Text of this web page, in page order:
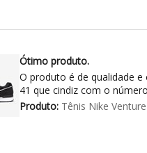
Ótimo produto.
O produto é de qualidade
41 que cindiz com o
Produto:Tênis Nike